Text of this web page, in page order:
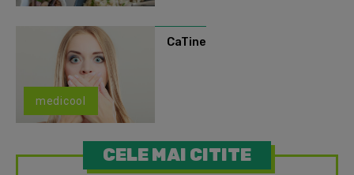
medicool
CaTine
CELE MAI CITITE